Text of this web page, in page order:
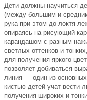
Дети должны научиться
(между большим и
рука при этом до локтя
опираясь на рисующий
карандашом с разным
светлых оттенков и
для получения яркого
позволяет добиваться
линия — один из
кистью детей учат вести
получения широких и